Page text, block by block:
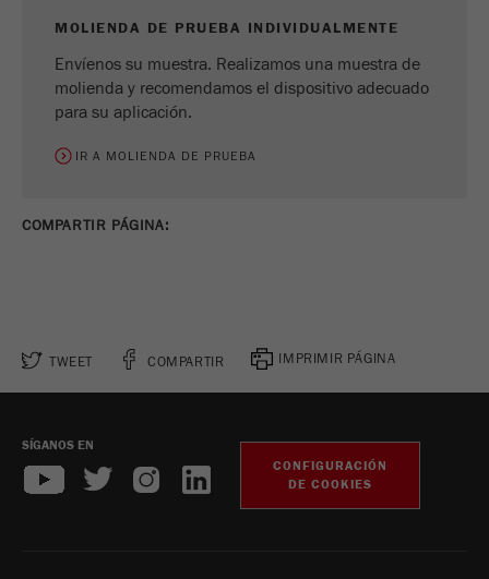
MOLIENDA DE PRUEBA INDIVIDUALMENTE
Envíenos su muestra. Realizamos una muestra de
molienda y recomendamos el dispositivo adecuado
para su aplicación.
IR A MOLIENDA DE PRUEBA
COMPARTIR PÁGINA:
TWEET COMPARTIR IMPRIMIR PÁGINA
SÍGANOS EN
CONFIGURACIÓN
DE COOKIES